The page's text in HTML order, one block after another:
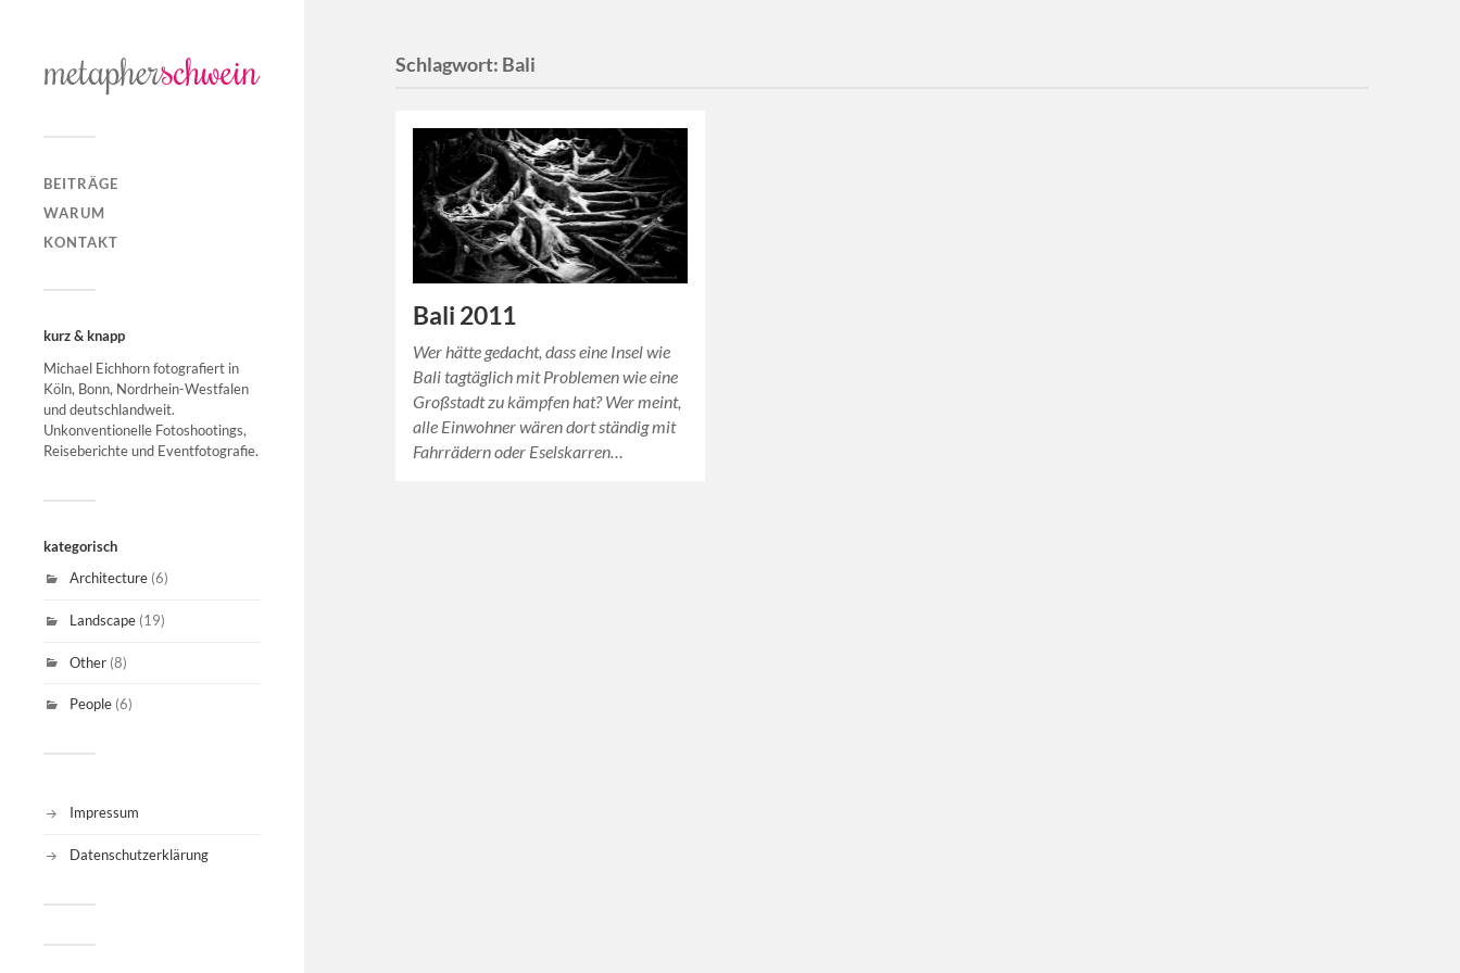
BEITRÄGE
WARUM
KONTAKT
kurz & knapp
Michael Eichhorn fotografiert in
Köln, Bonn, Nordrhein-Westfalen
und deutschlandweit.
Unkonventionelle Fotoshootings,
Reiseberichte und Eventfotografie.
kategorisch
Architecture (6)
Landscape (19)
Other (8)
People (6)
Impressum
Datenschutzerklärung
Schlagwort: Bali
Bali 2011
Wer hätte gedacht, dass eine Insel wie
Bali tagtäglich mit Problemen wie eine
Großstadt zu kämpfen hat? Wer meint,
alle Einwohner wären dort ständig mit
Fahrrädern oder Eselskarren…